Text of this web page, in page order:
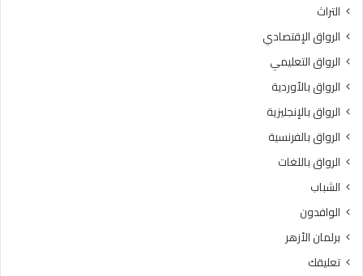
التراث
الرواق الإقتصادي
الرواق التعليمي
الرواق بالأوردية
الرواق بالإنجليزية
الرواق بالفرنسية
الرواق باللغات
الشباب
الوافدون
برلمان الأزهر
تعليقك